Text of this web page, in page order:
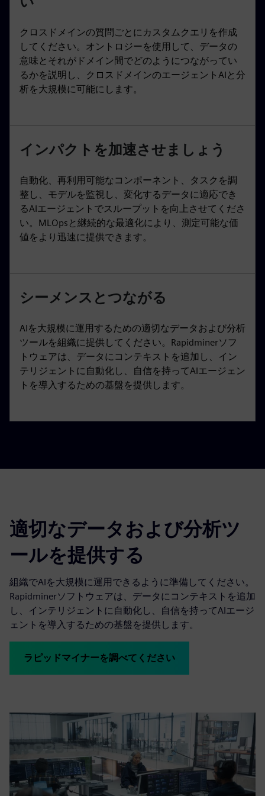
クロスドメインの質問ごとにカスタムクエリを作成
してください。オントロジーを使用して、データの
意味とそれがドメイン間でどのようにつながってい
るかを説明し、クロスドメインのエージェントAIと分
析を大規模に可能にします。
インパクトを加速させましょう
自動化、再利用可能なコンポーネント、タスクを調
整し、モデルを監視し、変化するデータに適応でき
るAIエージェントでスループットを向上させてくださ
い。MLOpsと継続的な最適化により、測定可能な価
値をより迅速に提供できます。
シーメンスとつながる
AIを大規模に運用するための適切なデータおよび分析
ツールを組織に提供してください。Rapidminerソフ
トウェアは、データにコンテキストを追加し、イン
テリジェントに自動化し、自信を持ってAIエージェン
トを導入するための基盤を提供します。
適切なデータおよび分析ツ
ールを提供する
組織でAIを大規模に運用できるように準備してください。
Rapidminerソフトウェアは、データにコンテキストを追加
し、インテリジェントに自動化し、自信を持ってAIエージ
ェントを導入するための基盤を提供します。
ラピッドマイナーを調べてください